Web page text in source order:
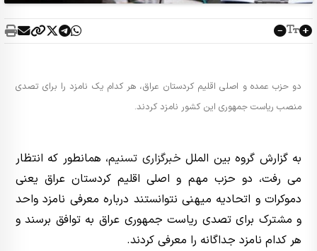
دو حزب عمده و اصلی اقلیم کردستان عراق، هر کدام یک نامزد را برای تصدی
منصب ریاست جمهوری این کشور نامزد کردند.
به گزارش گروه بین الملل خبرگزاری تسنیم، همانطور که انتظار
می رفت، دو حزب مهم و اصلی اقلیم کردستان عراق یعنی
دموکرات و اتحادیه میهنی نتوانستند درباره معرفی نامزد واحد
و مشترک برای تصدی ریاست جمهوری عراق به توافق برسند و
هر کدام نامزد جداگانه را معرفی کردند.